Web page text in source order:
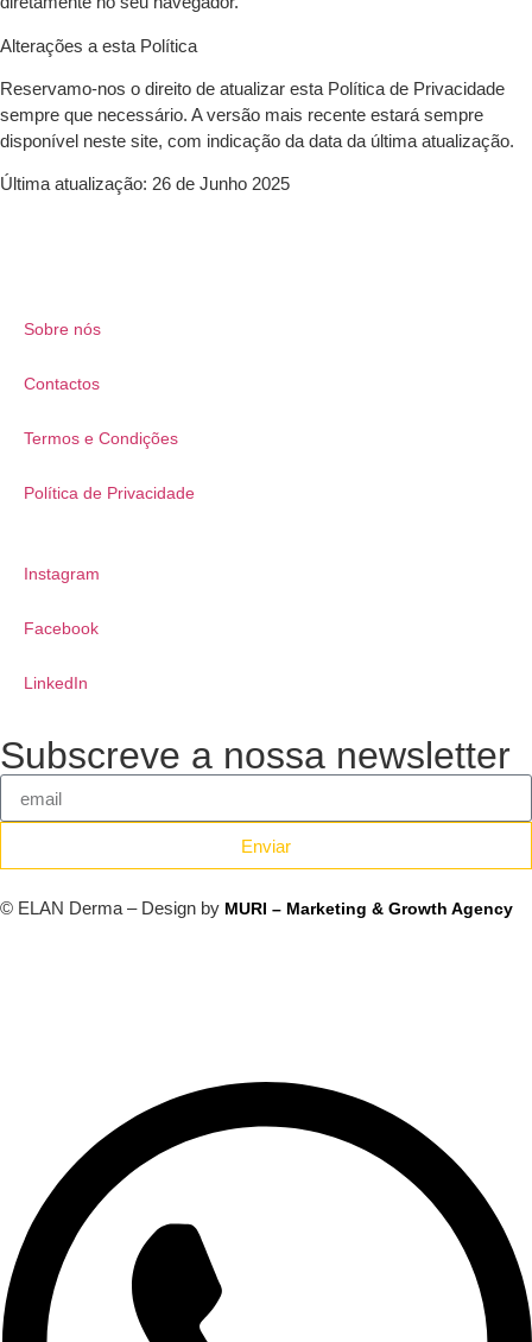
Alterações a esta Política
Reservamo-nos o direito de atualizar esta Política de Privacidade
sempre que necessário. A versão mais recente estará sempre
disponível neste site, com indicação da data da última atualização.
Última atualização: 26 de Junho 2025
Sobre nós
Contactos
Termos e Condições
Política de Privacidade
Instagram
Facebook
LinkedIn
Subscreve a nossa newsletter
Enviar
© ELAN Derma – Design by MURI – Marketing & Growth Agency